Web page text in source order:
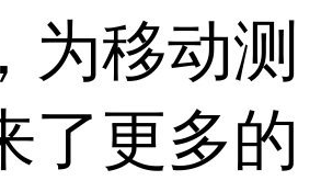
为移动测
了更多的